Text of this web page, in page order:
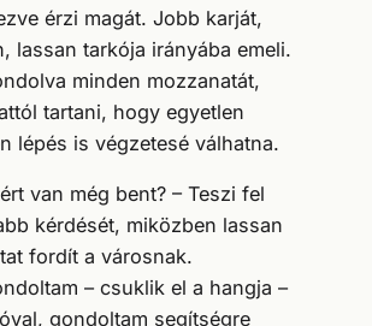
érzi magát. Jobb karját,
lassan tarkója irányába emeli.
minden mozzanatát,
tartani, hogy egyetlen
lépés is végzetesé válhatna.
van még bent? – Teszi fel
kérdését, miközben lassan
fordít a városnak.
– csuklik el a hangja –
gondoltam segítségre